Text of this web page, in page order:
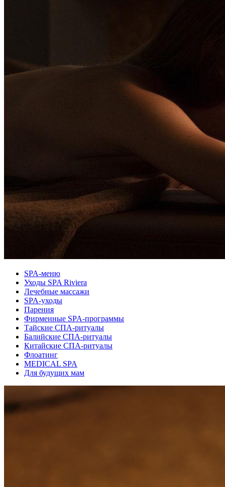
SPA-меню
Уходы SPA Riviera
Лечебные массажи
SPA-уходы
Парения
Фирменные SPA-программы
Тайские СПА-ритуалы
Балийские СПА-ритуалы
Китайские СПА-ритуалы
Флоатинг
MEDICAL SPA
Для будущих мам